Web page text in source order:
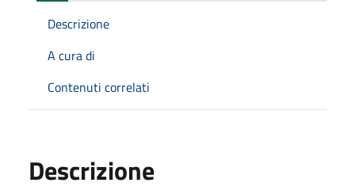
Descrizione
A cura di
Contenuti correlati
Descrizione